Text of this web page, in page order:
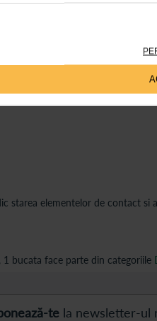
mers, prevazut cu sistem
pentru utilizare manuala.
asistata, conform
starea elementelor de contact si
bucata face parte din categoriile
te la newsletter-ul